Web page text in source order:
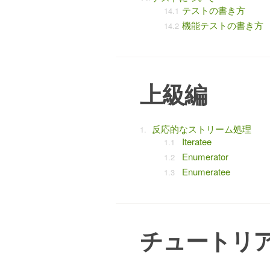
テストの書き方
機能テストの書き方
上級編
反応的なストリーム処理
Iteratee
Enumerator
Enumeratee
チュートリ